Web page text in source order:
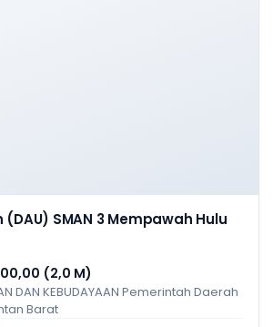
SMAN 3 Mempawah Hulu
(2,0 M)
DAN KEBUDAYAAN Pemerintah Daerah
Barat